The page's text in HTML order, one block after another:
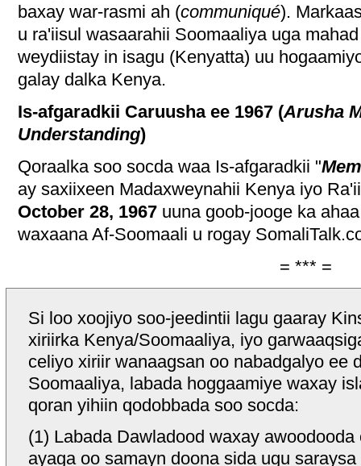
baxay war-rasmi ah (communiqué).
u ra'iisul wasaarahii Soomaaliya uga
weydiistay in isagu (Kenyatta) uu
galay dalka Kenya.
Is-afgaradkii Caruusha ee 1967 (Arusha
Understanding)
Qoraalka soo socda waa Is-afgaradkii "
ay saxiixeen Madaxweynahii Kenya iyo
October 28, 1967 uuna goob-jooge ka
waxaana Af-Soomaali u rogay
= *** =
Si loo xoojiyo soo-jeedintii lagu gaaray
xiriirka Kenya/Soomaaliya, iyo
celiyo xiriir wanaagsan oo nabadgalyo ee
Soomaaliya, labada hoggaamiye waxay
qoran yihiin qodobbada soo socda:
(1) Labada Dawladood waxay
ayaga oo samayn doona sida ugu